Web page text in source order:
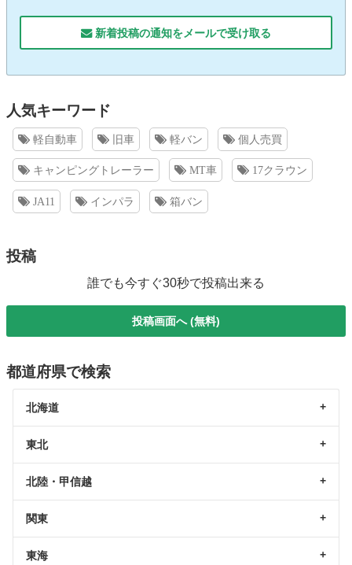
新着投稿の通知をメールで受け取る
人気キーワード
軽自動車 旧車 軽バン 個人売買
キャンピングトレーラー MT車 17クラウン
JA11 インパラ 箱バン
投稿
誰でも今すぐ30秒で投稿出来る
投稿画面へ (無料)
都道府県で検索
北海道
東北
北陸・甲信越
関東
東海